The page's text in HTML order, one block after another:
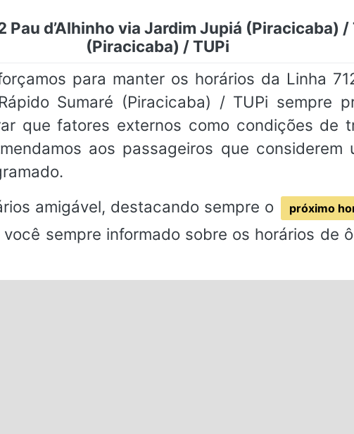
d’Alhinho via Jardim Jupiá (Piracicaba) /
(Piracicaba) / TUPi
para manter os horários da Linha
Sumaré (Piracicaba) / TUPi sempre
que fatores externos como condições de
aos passageiros que considerem
amigável, destacando sempre o
próximo
sempre informado sobre os horários de